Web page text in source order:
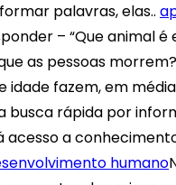
palavras, elas..
– “Que animal é
as pessoas
idade fazem, em
busca rápida por
acesso a
humano